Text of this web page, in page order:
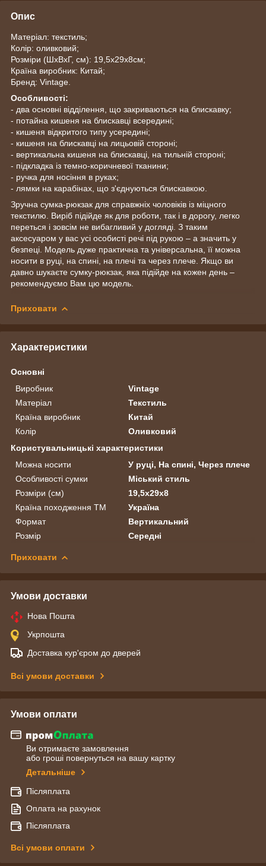
Опис
Матеріал: текстиль;
Колір: оливковий;
Розміри (ШхВхГ, см): 19,5х29х8см;
Країна виробник: Китай;
Бренд: Vintage.
Особливості:
- два основні відділення, що закриваються на блискавку;
- потайна кишеня на блискавці всередині;
- кишеня відкритого типу усередині;
- кишеня на блискавці на лицьовій стороні;
- вертикальна кишеня на блискавці, на тильній стороні;
- підкладка із темно-коричневої тканини;
- ручка для носіння в руках;
- лямки на карабінах, що з'єднуються блискавкою.
Зручна сумка-рюкзак для справжніх чоловіків із міцного
текстилю. Виріб підійде як для роботи, так і в дорогу, легко
переться і зовсім не вибагливий у догляді. З таким
аксесуаром у вас усі особисті речі під рукою – а значить у
безпеці. Модель дуже практична та універсальна, її можна
носити в руці, на спині, на плечі та через плече. Якщо ви
давно шукаєте сумку-рюкзак, яка підійде на кожен день –
рекомендуємо Вам цю модель.
Приховати
Характеристики
Основні
Виробник
Vintage
Матеріал
Текстиль
Країна виробник
Китай
Колір
Оливковий
Користувальницькі характеристики
Можна носити
У руці, На спині, Через плече
Особливості сумки
Міський стиль
Розміри (см)
19,5х29х8
Країна походження ТМ
Україна
Формат
Вертикальний
Розмір
Середні
Приховати
Умови доставки
Нова Пошта
Укрпошта
Доставка кур'єром до дверей
Всі умови доставки
Умови оплати
Ви отримаєте замовлення
або гроші повернуться на вашу картку
Детальніше
Післяплата
Оплата на рахунок
Післяплата
Всі умови оплати